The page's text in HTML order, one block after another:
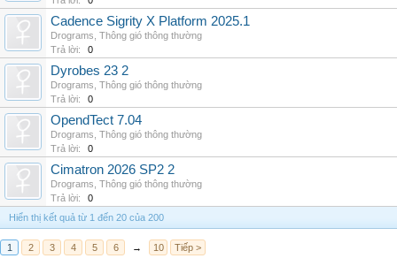
Cadence Sigrity X Platform 2025.1
Drograms Thông gió thông thường
Trả lời:
0
Dyrobes 23 2
Drograms Thông gió thông thường
Trả lời:
0
OpendTect 7.04
Drograms Thông gió thông thường
Trả lời:
0
Cimatron 2026 SP2 2
Drograms Thông gió thông thường
Trả lời:
0
Hiển thị kết quả từ 1 đến 20 của 200
1 2 3 4 5 6 → 10 Tiếp >